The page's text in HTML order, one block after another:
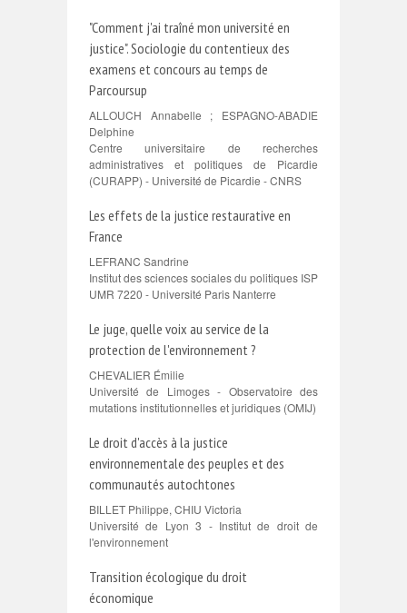
"Comment j'ai traîné mon université en
justice". Sociologie du contentieux des
examens et concours au temps de
Parcoursup
ALLOUCH Annabelle ; ESPAGNO-ABADIE
Delphine
Centre universitaire de recherches
administratives et politiques de Picardie
(CURAPP) - Université de Picardie - CNRS
Les effets de la justice restaurative en
France
LEFRANC Sandrine
Institut des sciences sociales du politiques ISP
UMR 7220 - Université Paris Nanterre
Le juge, quelle voix au service de la
protection de l'environnement ?
CHEVALIER Émilie
Université de Limoges - Observatoire des
mutations institutionnelles et juridiques (OMIJ)
Le droit d'accès à la justice
environnementale des peuples et des
communautés autochtones
BILLET Philippe, CHIU Victoria
Université de Lyon 3 - Institut de droit de
l'environnement
Transition écologique du droit
économique